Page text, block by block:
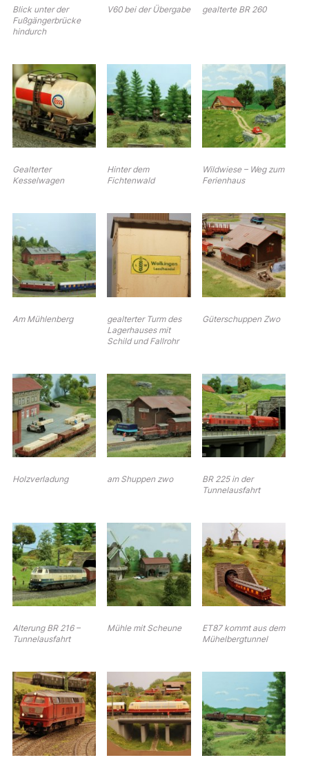
Blick unter der
Fußgängerbrücke
hindurch
V60 bei der Übergabe gealterte BR 260
Gealterter
Kesselwagen
Hinter dem
Fichtenwald
Wildwiese – Weg zum
Ferienhaus
Am Mühlenberg
gealterter Turm des
Lagerhauses mit
Schild und Fallrohr
Güterschuppen Zwo
Holzverladung am Shuppen zwo
BR 225 in der
Tunnelausfahrt
Alterung BR 216 –
Tunnelausfahrt
Mühle mit Scheune
ET87 kommt aus dem
Mühelbergtunnel